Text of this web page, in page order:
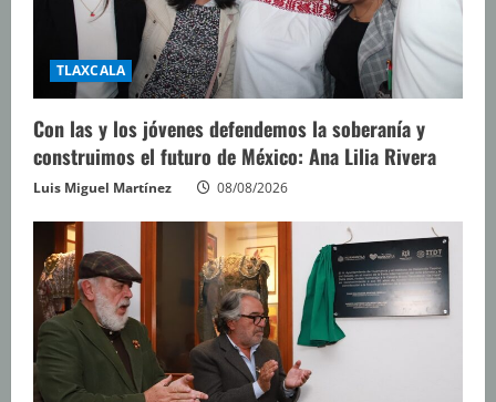
TLAXCALA
Con las y los jóvenes defendemos la soberanía y
construimos el futuro de México: Ana Lilia Rivera
Luis Miguel Martínez 08/08/2026